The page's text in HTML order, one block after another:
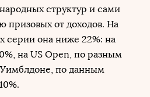
структур и сами
призовых от доходов. На
серии она ниже 22%: на
на US Open, по разным
Уимблдоне, по данным